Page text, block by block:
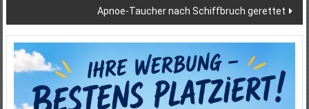
Apnoe-Taucher nach Schiffbruch gerettet